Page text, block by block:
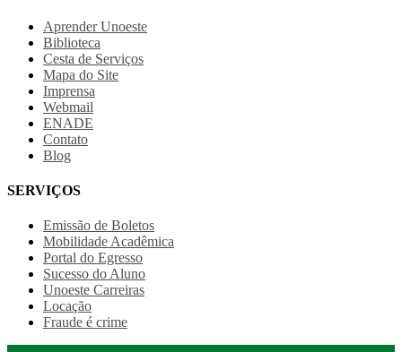
Aprender Unoeste
Biblioteca
Cesta de Serviços
Mapa do Site
Imprensa
Webmail
ENADE
Contato
Blog
SERVIÇOS
Emissão de Boletos
Mobilidade Acadêmica
Portal do Egresso
Sucesso do Aluno
Unoeste Carreiras
Locação
Fraude é crime